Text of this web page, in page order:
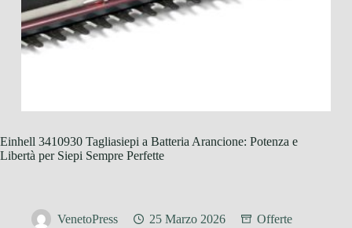
Einhell 3410930 Tagliasiepi a Batteria Arancione: Potenza e
Libertà per Siepi Sempre Perfette
VenetoPress 25 Marzo 2026 Offerte